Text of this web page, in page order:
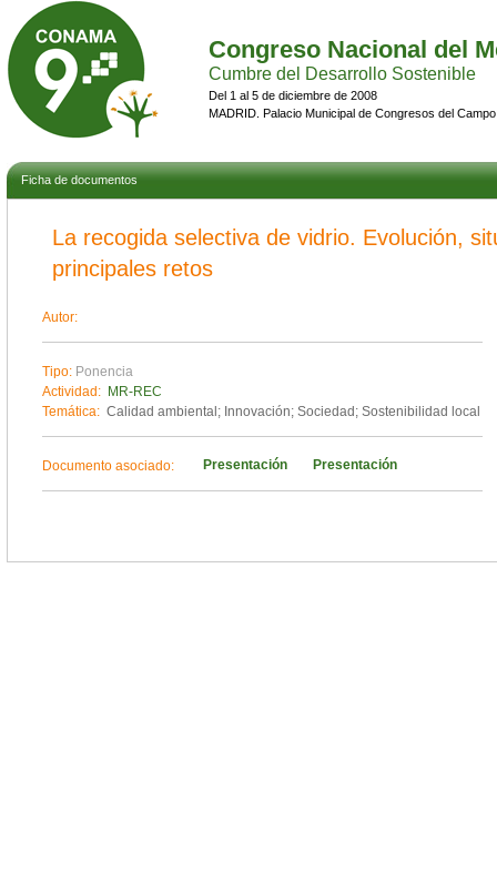
Congreso Nacional del
Cumbre del Desarrollo Sostenible
Del 1 al 5 de diciembre de 2008
MADRID. Palacio Municipal de Congresos del
Ficha de documentos
La recogida selectiva de vidrio. Evolución,
principales retos
Autor:
Tipo: Ponencia
Actividad: MR-REC
Temática: Calidad ambiental; Innovación; Sociedad; Sostenibilidad local
Documento asociado: Presentación Presentación